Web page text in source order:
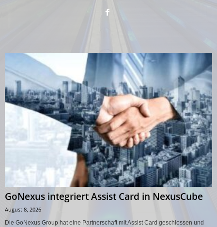
GoNexus integriert Assist Card in NexusCube
August 8, 2026
Die GoNexus Group hat eine Partnerschaft mit Assist Card geschlossen und